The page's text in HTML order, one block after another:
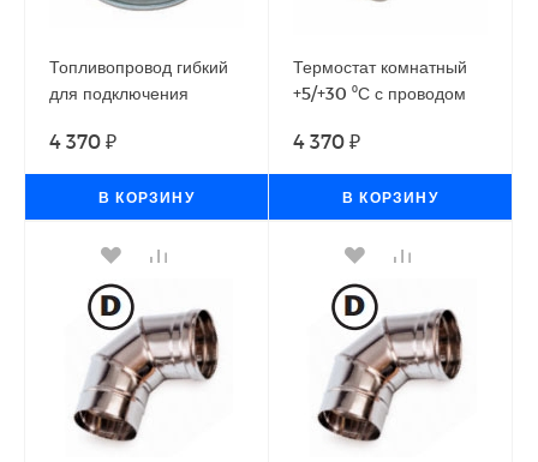
Топливопровод гибкий
для подключения
бака теплогенераторов
Ballu-Biemmedue
4 370 ₽
В КОРЗИНУ
Термостат комнатный
+5/+30 ⁰С с проводом
для теплогенераторов
Ballu-Biemmedue
4 370 ₽
В КОРЗИНУ